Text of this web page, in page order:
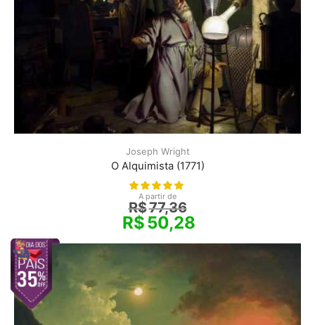
Joseph Wright
O Alquimista (1771)
A partir de
R$77,36
R$50,28